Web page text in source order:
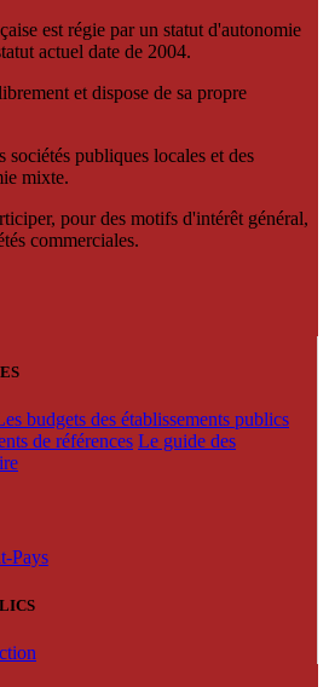
est régie par un statut d'autonomie
actuel date de 2004.
et dispose de sa propre
sociétés publiques locales et des
mixte.
pour des motifs d'intérêt général,
commerciales.
budgets des établissements publics
de références Le guide des
Pays